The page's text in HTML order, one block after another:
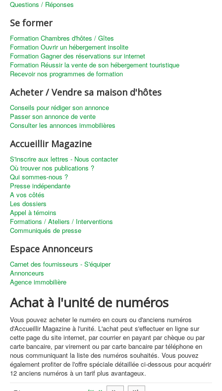
Questions / Réponses
Se former
Formation Chambres d'hôtes / Gîtes
Formation Ouvrir un hébergement insolite
Formation Gagner des réservations sur internet
Formation Réussir la vente de son hébergement touristique
Recevoir nos programmes de formation
Acheter / Vendre sa maison d'hôtes
Conseils pour rédiger son annonce
Passer son annonce de vente
Consulter les annonces immobilières
Accueillir Magazine
S'inscrire aux lettres - Nous contacter
Où trouver nos publications ?
Qui sommes-nous ?
Presse indépendante
A vos côtés
Les dossiers
Appel à témoins
Formations / Ateliers / Interventions
Communiqués de presse
Espace Annonceurs
Carnet des fournisseurs - S'équiper
Annonceurs
Agence immobilière
Achat à l'unité de numéros
Vous pouvez acheter le numéro en cours ou d'anciens numéros
d'Accueillir Magazine à l'unité. L'achat peut s'effectuer en ligne sur
cette page du site internet, par courrier en payant par chèque ou par
carte bancaire, par virement ou par carte bancaire par téléphone en
nous communiquant la liste des numéros souhaités. Vous pouvez
également profiter de l'offre spéciale détaillée ci-dessous pour acquérir
12 anciens numéros à un tarif plus avantageux.